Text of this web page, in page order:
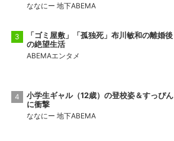
ななにー 地下ABEMA
「ゴミ屋敷」「孤独死」布川敏和の離婚後
の絶望生活
ABEMAエンタメ
小学生ギャル（12歳）の登校姿＆すっぴん
に衝撃
ななにー 地下ABEMA